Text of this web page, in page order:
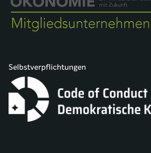
Selbstverpflichtungen